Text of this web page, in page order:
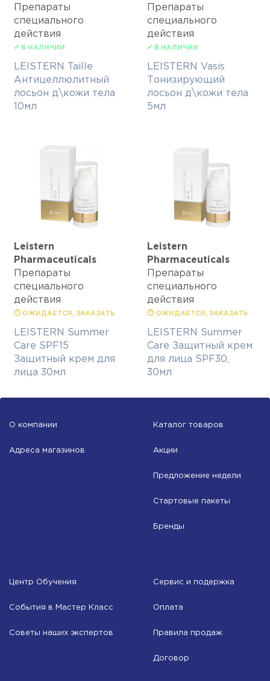
Препараты
специального
действия
✔ В НАЛИЧИИ
LEISTERN Taille
Антицеллюлитный
лосьон д\кожи тела
10мл
Препараты
специального
действия
✔ В НАЛИЧИИ
LEISTERN Vasis
Тонизирующий
лосьон д\кожи тела
5мл
Leistern
Pharmaceuticals
Препараты
специального
действия
⏱ ОЖИДАЕТСЯ, ЗАКАЗАТЬ
LEISTERN Summer
Care SPF15
Защитный крем для
лица 30мл
Leistern
Pharmaceuticals
Препараты
специального
действия
⏱ ОЖИДАЕТСЯ, ЗАКАЗАТЬ
LEISTERN Summer
Care Защитный крем
для лица SPF30,
30мл
О компании
Адреса магазинов
Каталог товаров
Акции
Предложение недели
Стартовые пакеты
Бренды
Центр Обучения
События в Мастер Класс
Советы наших экспертов
Сервис и подержка
Оплата
Правила продаж
Договор